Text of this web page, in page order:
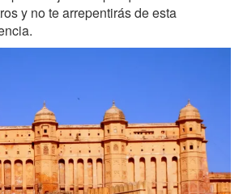
y no te arrepentirás de esta